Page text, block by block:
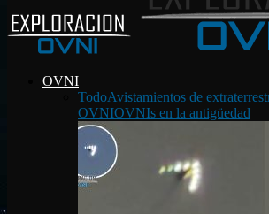
OVNI
TodoAvistamientos de
OVNIOVNIs en la antigüedad